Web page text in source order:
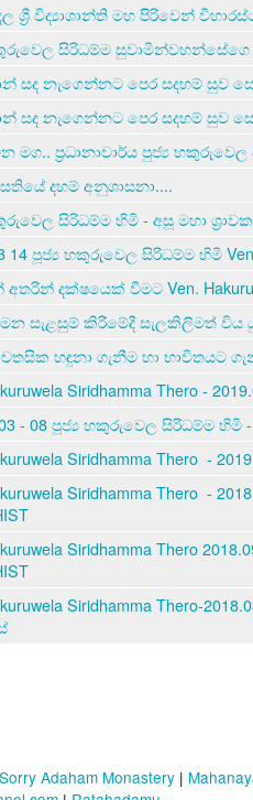
ශ්‍රී විද්‍යාශාන්ති මහ පිරිවෙන්
සිරිධම්ම සුවාමින්වහන්සේගෙ
සද නැගෙන්නට පෙර සදහම් සුව
සද නැගෙන්නට පෙර සදහම් සුව
මග.. ප්‍රධානාචාර්ය පුජ්‍ය
දහම් අනුශාසනා....
සිරිධම්ම හිමි - අසූ මහා
14 පූජ්‍ය හකුරුවෙල සිරිධම්ම හිමි Ven
දක්ෂයෙක් වීමට Ven.
සැළසුම් කිරීමේදී සැලකිලිමත් විය
හඳුනා ගැනීම හා භාවිතයට ගැනීම
Siridhamma Thero -
- 08 පූජ්‍ය හකුරුවෙල සිරිධම්ම හිමි -
Siridhamma Thero -
Siridhamma Thero -
Siridhamma Thero
Siridhamma Thero-
Sorry Adaham Monastery |